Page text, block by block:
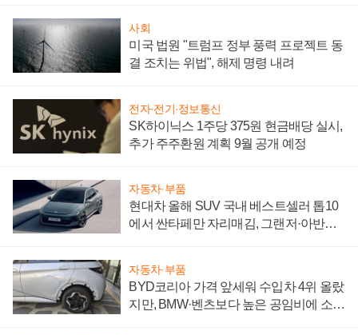
사회
미국 법원 "트럼프 정부 풍력 프로젝트 동
결 조치는 위법", 해제 명령 내려
전자·전기·정보통신
SK하이닉스 1주당 375원 현금배당 실시,
추가 주주환원 계획 9월 공개 예정
자동차·부품
현대차 올해 SUV 국내 베스트셀러 톱10
에서 싼타페만 자리매김, 그랜저·아반떼
자동차·부품
BYD코리아 가격 앞세워 수입차 4위 올랐
지만, BMW·벤츠보다 높은 공임비에 소비